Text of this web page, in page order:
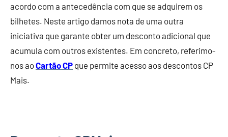
acordo com a antecedência com que se adquirem os
bilhetes. Neste artigo damos nota de uma outra
iniciativa que garante obter um desconto adicional que
acumula com outros existentes. Em concreto, referimo-
nos aoCartão CP que permite acesso aos descontos CP
Mais.